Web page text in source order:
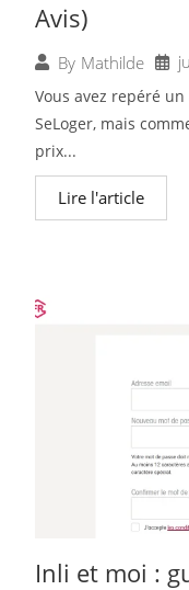
Avis)
By Mathilde
Vous avez repéré
SeLoger, mais
prix...
Lire l'article
Inli et moi :